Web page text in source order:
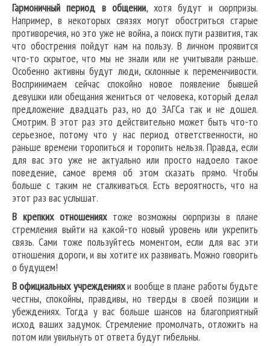
Гармоничный период в общении, хотя будут и сюрпризы.
Например, в некоторых связях могут обостриться старые
противоречия, но это уже не война, а поиск пути развития, так
что обострения пойдут нам на пользу. В личном проявится
что-то скрытое, что мы не знали или не учитывали раньше.
Особенно активны будут люди, склонные к переменчивости.
Воспринимаем сейчас спокойно новое появление бывшей
девушки или обещания жениться от человека, который делал
предложение двадцать раз, но до ЗАГСа так и не дошел.
Смотрим. В этот раз это действительно может быть что-то
серьезное, потому что у нас период ответственности, но
раньше времени торопиться и торопить нельзя. Правда, если
для вас это уже не актуально или просто надоело такое
поведение, самое время об этом сказать прямо. Чтобы
больше с таким не сталкиваться. Есть вероятность, что на
этот раз вас услышат.
В крепких отношенияхтоже возможны сюрпризы в плане
стремления выйти на какой-то новый уровень или укрепить
связь. Сами тоже пользуйтесь моментом, если для вас эти
отношения дороги, и вы хотите их развивать. Можно говорить
о будущем!
В официальных учрежденияхи вообще в плане работы будьте
честны, спокойны, правдивы, но тверды в своей позиции и
убеждениях. Тогда у вас больше шансов на благоприятный
исход ваших задумок. Стремление промолчать, отложить на
потом или увильнуть от ответа будут гибельны.